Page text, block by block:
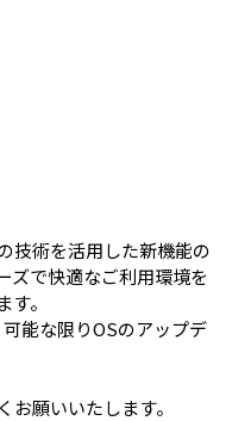
技術を活用した新機能の
ズで快適なご利用環境を
。
能な限りOSのアップデ
願いいたします。